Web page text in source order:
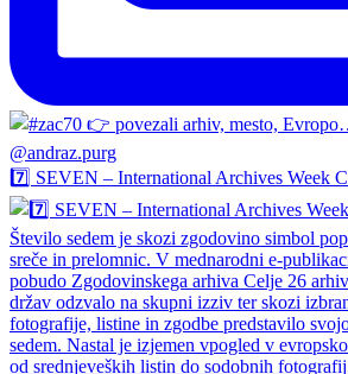
7️⃣ SEVEN – International Archives Week